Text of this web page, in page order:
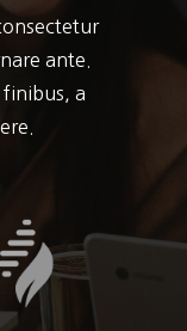
ante.
finibus, a